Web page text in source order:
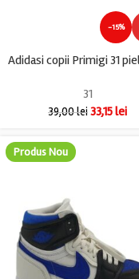
-15%
31
39,00lei33,15lei
Produs Nou